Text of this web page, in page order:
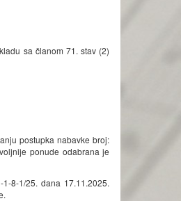
sa članom 71. stav (2)
postupka nabavke broj:
ponude odabrana je
8-1/25. dana 17.11.2025.